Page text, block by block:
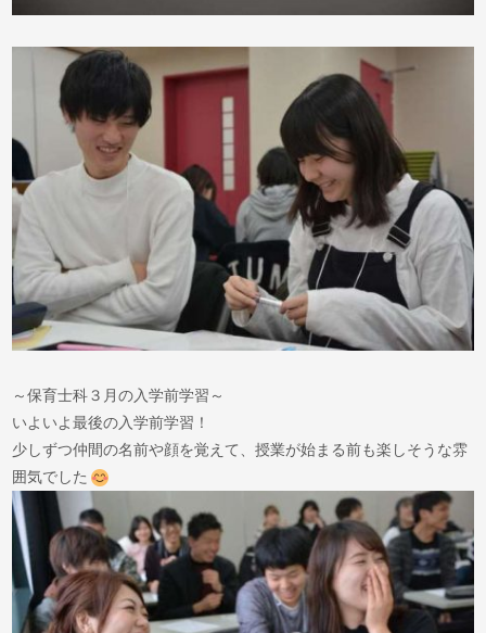
～保育士科３月の入学前学習～
いよいよ最後の入学前学習！
少しずつ仲間の名前や顔を覚えて、授業が始まる前も楽しそうな雰
囲気でした